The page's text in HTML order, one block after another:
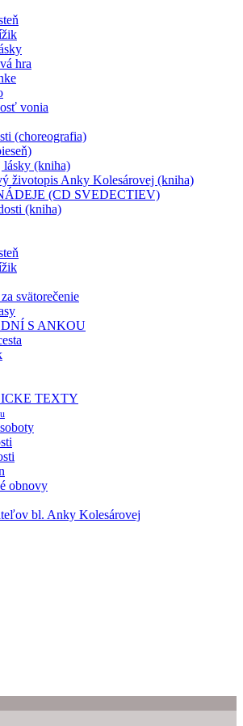
hra
vonia
(choreografia)
lásky (kniha)
životopis Anky Kolesárovej (kniha)
(CD SVEDECTIEV)
(kniha)
svätorečenie
S ANKOU
TEXTY
obnovy
bl. Anky Kolesárovej